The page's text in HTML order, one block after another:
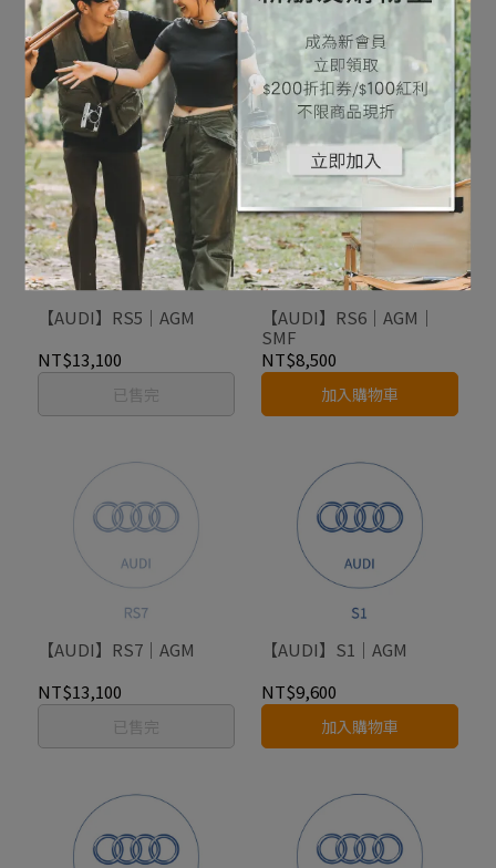
NT$9,600
加入購物車
EFB｜SMF
加入購物車
【AUDI】RS5｜AGM
NT$13,100
已售完
【AUDI】RS6｜AGM｜
SMF
NT$8,500
加入購物車
【AUDI】RS7｜AGM
NT$13,100
已售完
【AUDI】S1｜AGM
NT$9,600
加入購物車